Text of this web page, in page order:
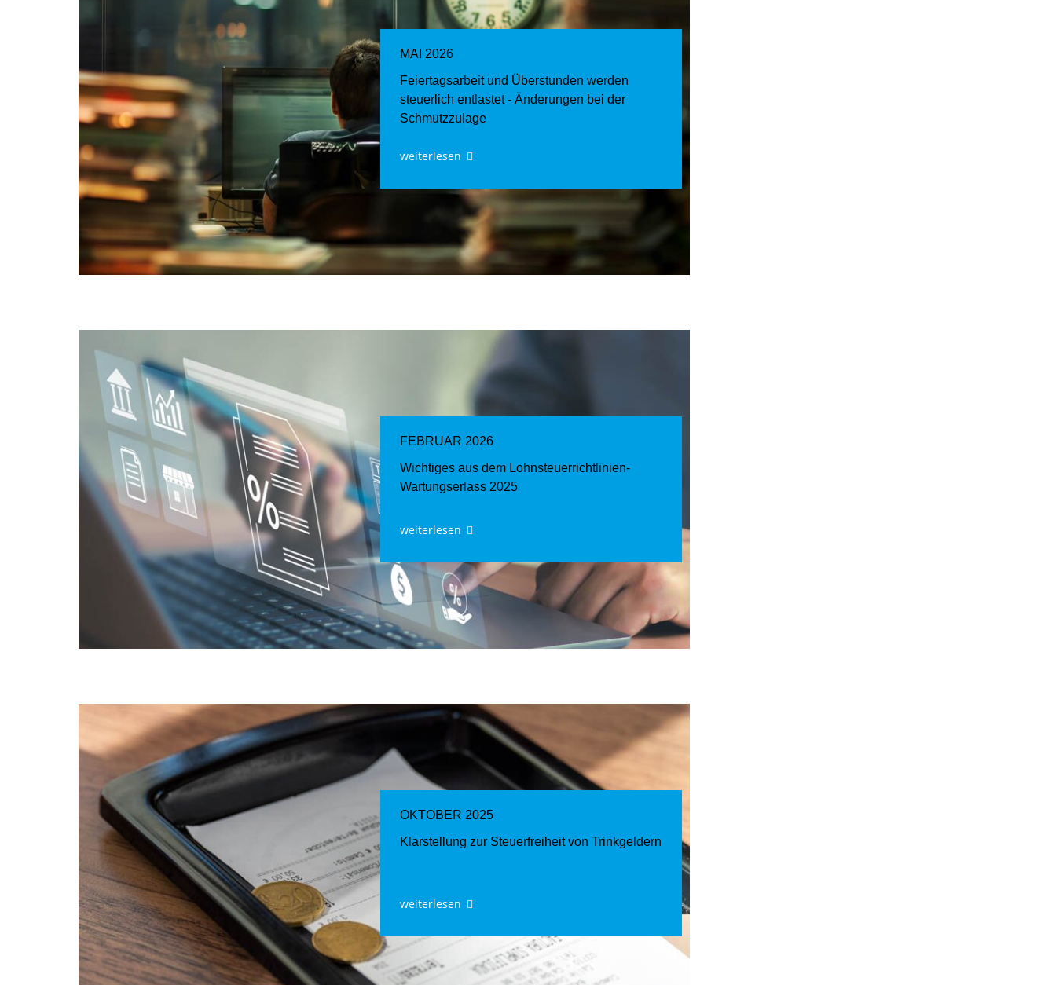
MAI 2026
Feiertagsarbeit und Überstunden werden
steuerlich entlastet - Änderungen bei der
Schmutzzulage
weiterlesen
FEBRUAR 2026
Wichtiges aus dem Lohnsteuerrichtlinien-
Wartungserlass 2025
weiterlesen
OKTOBER 2025
Klarstellung zur Steuerfreiheit von Trinkgeldern
weiterlesen